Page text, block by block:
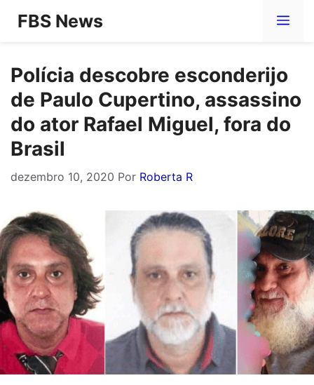
Pular
conteúdo
FBS News
Polícia descobre esconderijo
de Paulo Cupertino, assassino
do ator Rafael Miguel, fora do
Brasil
dezembro 10, 2020 Por Roberta R